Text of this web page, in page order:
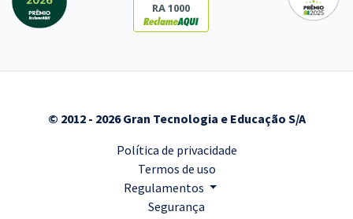
RA 1000
© 2012 - 2026 Gran Tecnologia e Educação S/A
Política de privacidade
Termos de uso
Regulamentos
Segurança